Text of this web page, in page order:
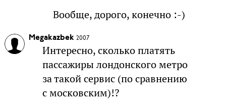
Вообще, дорого, конечно :-)
Megakazbek 2007
Интересно, сколько платять
пассажиры лондонского метро
за такой сервис (по сравнению
с московским)!?